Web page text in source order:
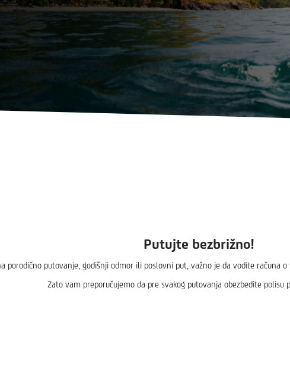
Putujte bezbrižno!
porodično putovanje, godišnji odmor ili poslovni put, važno je da vodite računa
Zato vam preporučujemo da pre svakog putovanja obezbedite polisu